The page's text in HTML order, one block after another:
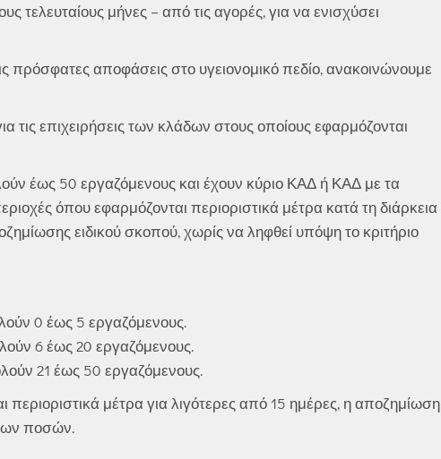
τελευταίους μήνες – από τις αγορές, για να ενισχύσει
πρόσφατες αποφάσεις στο υγειονομικό πεδίο, ανακοινώνουμε
τις επιχειρήσεις των κλάδων στους οποίους εφαρμόζονται
έως 50 εργαζόμενους και έχουν κύριο ΚΑΔ ή ΚΑΔ με τα
όπου εφαρμόζονται περιοριστικά μέτρα κατά τη διάρκεια
ειδικού σκοπού, χωρίς να ληφθεί υπόψη το κριτήριο
0 έως 5 εργαζόμενους.
6 έως 20 εργαζόμενους.
21 έως 50 εργαζόμενους.
περιοριστικά μέτρα για λιγότερες από 15 ημέρες, η αποζημίωση
ποσών.